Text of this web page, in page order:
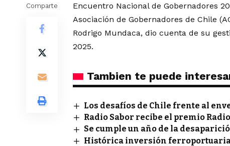
Comparte
Encuentro Nacional de Gobernadores
Asociación de Gobernadores de Chile
Rodrigo Mundaca, dio cuenta de su
2025.
Tambien te puede
Los desafíos de Chile frente al
Radio Sabor recibe el premio
Se cumple un año de la
Histórica inversión